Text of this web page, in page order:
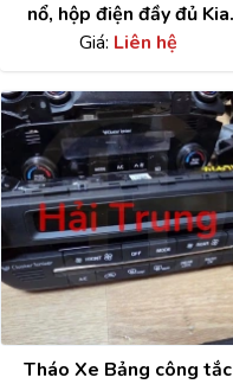
nổ, hộp điện đầy đủ Kia
Sedona 2014-2020
Giá: Liên hệ
Tháo Xe Bảng công tắc